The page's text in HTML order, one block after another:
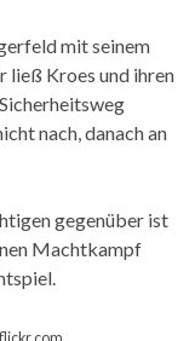
mit seinem
ließ Kroes und ihren
nach, danach an
gegenüber ist
Machtkampf